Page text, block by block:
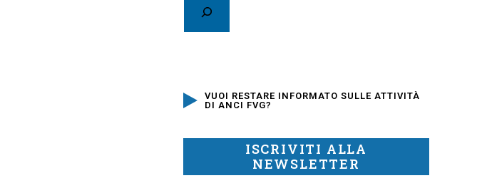
VUOI RESTARE INFORMATO SULLE ATTIVITÀ
DI ANCI FVG?
ISCRIVITI ALLA
NEWSLETTER